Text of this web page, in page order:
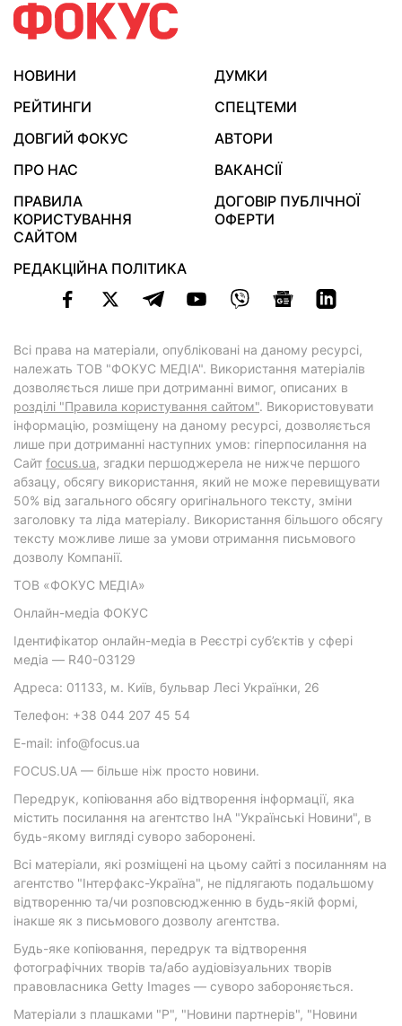
НОВИНИ
ДУМКИ
РЕЙТИНГИ
СПЕЦТЕМИ
ДОВГИЙ ФОКУС
АВТОРИ
ПРО НАС
ВАКАНСІЇ
ПРАВИЛА
КОРИСТУВАННЯ
САЙТОМ
ДОГОВІР ПУБЛІЧНОЇ
ОФЕРТИ
РЕДАКЦІЙНА ПОЛІТИКА
Всі права на матеріали, опубліковані на даному ресурсі,
належать ТОВ "ФОКУС МЕДІА". Використання матеріалів
дозволяється лише при дотриманні вимог, описаних в
розділі "Правила користування сайтом". Використовувати
інформацію, розміщену на даному ресурсі, дозволяється
лише при дотриманні наступних умов: гіперпосилання на
Cайт focus.ua, згадки першоджерела не нижче першого
абзацу, обсягу використання, який не може перевищувати
50% від загального обсягу оригінального тексту, зміни
заголовку та ліда матеріалу. Використання більшого обсягу
тексту можливе лише за умови отримання письмового
дозволу Компанії.
ТОВ «ФОКУС МЕДІА»
Онлайн-медіа ФОКУС
Ідентифікатор онлайн-медіа в Реєстрі суб’єктів у сфері
медіа — R40-03129
Адреса: 01133, м. Київ, бульвар Лесі Українки, 26
Телефон: +38 044 207 45 54
E-mail: info@focus.ua
FOCUS.UA — більше ніж просто новини.
Передрук, копіювання або відтворення інформації, яка
містить посилання на агентство ІнА "Українські Новини", в
будь-якому вигляді суворо заборонені.
Всі матеріали, які розміщені на цьому сайті з посиланням на
агентство "Інтерфакс-Україна", не підлягають подальшому
відтворенню та/чи розповсюдженню в будь-якій формі,
інакше як з письмового дозволу агентства.
Будь-яке копіювання, передрук та відтворення
фотографічних творів та/або аудіовізуальних творів
правовласника Getty Images — суворо забороняється.
Матеріали з плашками "Р", "Новини партнерів", "Новини